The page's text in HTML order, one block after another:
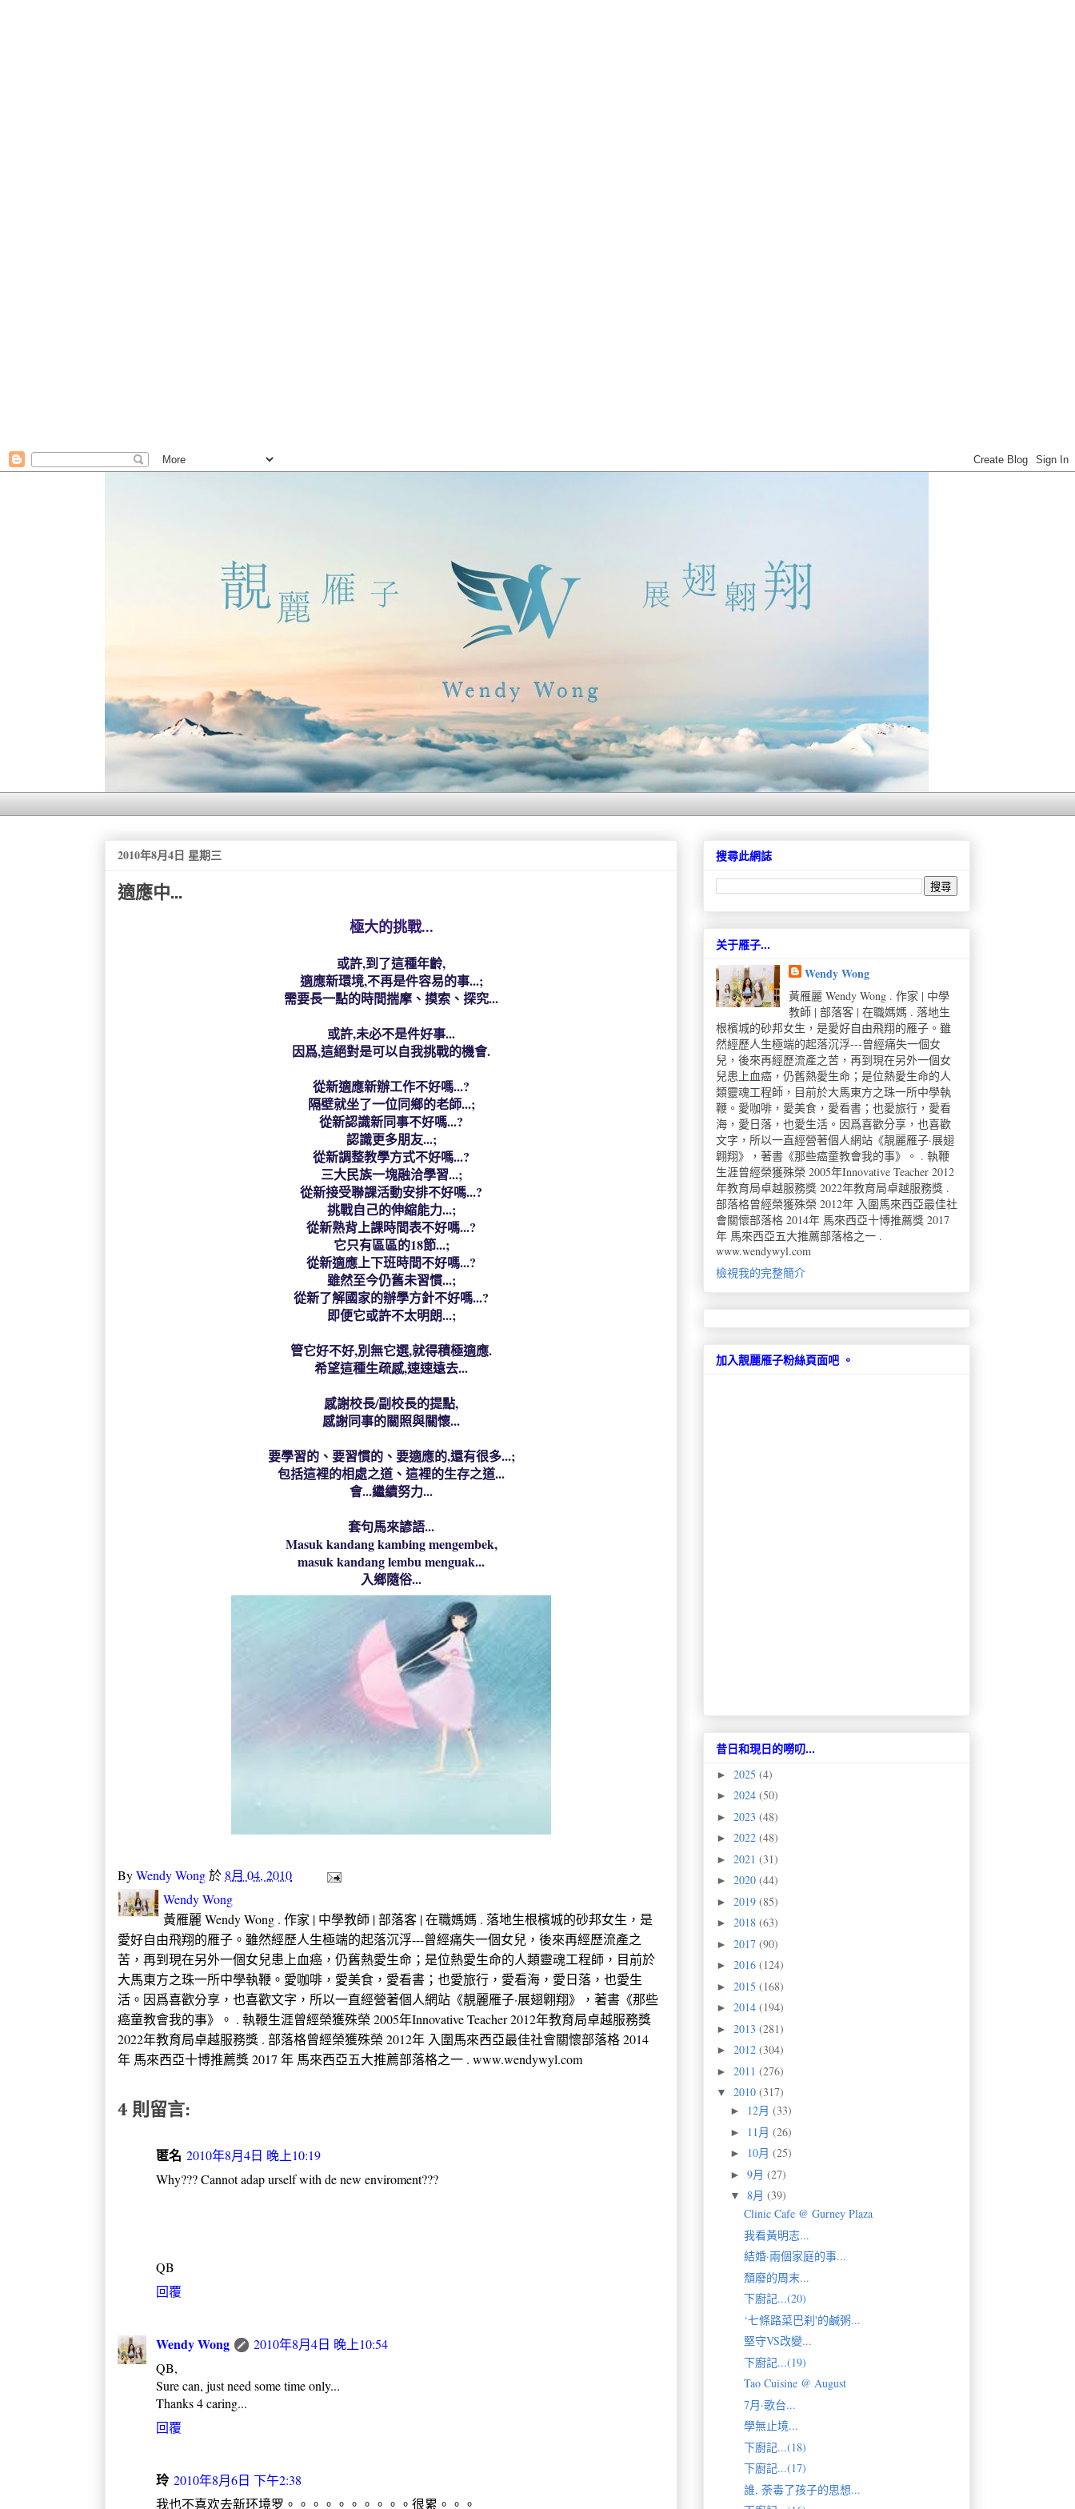
2010年8月4日 星期三
適應中...
極大的挑戰...
或許,到了這種年齡,
適應新環境,不再是件容易的事...;
需要長一點的時間揣摩、摸索、探究...
或許,未必不是件好事...
因爲,這絕對是可以自我挑戰的機會.
從新適應新辦工作不好嗎...?
隔壁就坐了一位同鄉的老師...;
從新認識新同事不好嗎...?
認識更多朋友...;
從新調整教學方式不好嗎...?
三大民族一塊融洽學習...;
從新接受聯課活動安排不好嗎...?
挑戰自己的伸縮能力...;
從新熟背上課時間表不好嗎...?
它只有區區的18節...;
從新適應上下班時間不好嗎...?
雖然至今仍舊未習慣...;
從新了解國家的辦學方針不好嗎...?
即便它或許不太明朗...;
管它好不好,別無它選,就得積極適應.
希望這種生疏感,速速遠去...
感謝校長/副校長的提點,
感謝同事的關照與關懷...
要學習的、要習慣的、要適應的,還有很多...;
包括這裡的相處之道、這裡的生存之道...
會...繼續努力...
套句馬來諺語...
Masuk kandang kambing mengembek,
masuk kandang lembu menguak...
入鄉隨俗...
ByWendy Wong於 8月 04, 2010
Wendy Wong
黃雁麗 Wendy Wong . 作家 | 中學教師 | 部落客 | 在職媽媽 . 落地生根檳城的砂邦女生，是
愛好自由飛翔的雁子。雖然經歷人生極端的起落沉浮---曾經痛失一個女兒，後來再經歷流產之
苦，再到現在另外一個女兒患上血癌，仍舊熱愛生命；是位熱愛生命的人類靈魂工程師，目前於
大馬東方之珠一所中學執鞭。愛咖啡，愛美食，愛看書；也愛旅行，愛看海，愛日落，也愛生
活。因爲喜歡分享，也喜歡文字，所以一直經營著個人網站《靚麗雁子·展翅翺翔》，著書《那些
癌童教會我的事》。 . 執鞭生涯曾經榮獲殊榮 2005年Innovative Teacher 2012年教育局卓越服務獎
2022年教育局卓越服務獎 . 部落格曾經榮獲殊榮 2012年 入圍馬來西亞最佳社會關懷部落格 2014
年 馬來西亞十博推薦獎 2017 年 馬來西亞五大推薦部落格之一 . www.wendywyl.com
4 則留言:
匿名 2010年8月4日 晚上10:19
Why??? Cannot adap urself with de new enviroment???
QB
回覆
Wendy Wong
2010年8月4日 晚上10:54
QB,
Sure can, just need some time only...
Thanks 4 caring...
回覆
玲 2010年8月6日 下午2:38
我也不喜欢去新环境罗。。。。。。。。。。很累。。。
搜尋此網誌
关于雁子...
Wendy Wong
黃雁麗 Wendy Wong . 作家 | 中學
教師 | 部落客 | 在職媽媽 . 落地生
根檳城的砂邦女生，是愛好自由飛翔的雁子。雖
然經歷人生極端的起落沉浮---曾經痛失一個女
兒，後來再經歷流產之苦，再到現在另外一個女
兒患上血癌，仍舊熱愛生命；是位熱愛生命的人
類靈魂工程師，目前於大馬東方之珠一所中學執
鞭。愛咖啡，愛美食，愛看書；也愛旅行，愛看
海，愛日落，也愛生活。因爲喜歡分享，也喜歡
文字，所以一直經營著個人網站《靚麗雁子·展翅
翺翔》，著書《那些癌童教會我的事》。 . 執鞭
生涯曾經榮獲殊榮 2005年Innovative Teacher 2012
年教育局卓越服務獎 2022年教育局卓越服務獎 .
部落格曾經榮獲殊榮 2012年 入圍馬來西亞最佳社
會關懷部落格 2014年 馬來西亞十博推薦獎 2017
年 馬來西亞五大推薦部落格之一 .
www.wendywyl.com
檢視我的完整簡介
加入靚麗雁子粉絲頁面吧 。
昔日和現日的嘮叨...
► 2025 (4)
► 2024 (50)
► 2023 (48)
► 2022 (48)
► 2021 (31)
► 2020 (44)
► 2019 (85)
► 2018 (63)
► 2017 (90)
► 2016 (124)
► 2015 (168)
► 2014 (194)
► 2013 (281)
► 2012 (304)
► 2011 (276)
▼ 2010 (317)
► 12月 (33)
► 11月 (26)
► 10月 (25)
► 9月 (27)
▼ 8月 (39)
Clinic Cafe @ Gurney Plaza
我看黃明志...
結婚·兩個家庭的事...
頽廢的周末...
下廚記...(20)
‘七條路菜巴刹'的鹹粥...
堅守VS改變...
下廚記...(19)
Tao Cuisine @ August
7月·歌台...
學無止境...
下廚記...(18)
下廚記...(17)
誰, 荼毒了孩子的思想...